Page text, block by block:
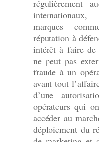
régulièrement
marques
réputation à
intérêt à faire de
ne peut pas
fraude à un
avant tout
d’une
opérateurs qui
accéder au
déploiement du